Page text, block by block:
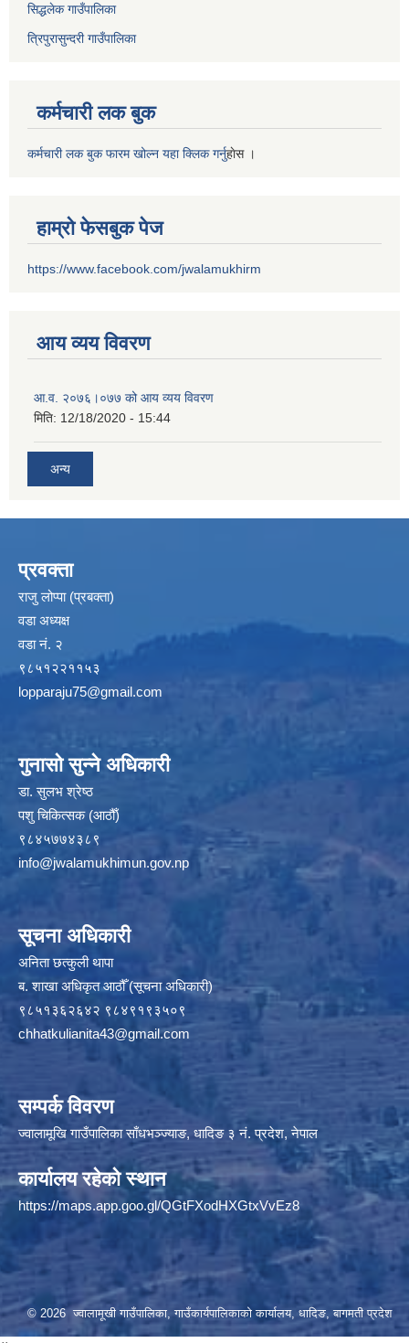
सिद्धलेक गाउँपालिका
त्रिपुरासुन्दरी गाउँपालिका
कर्मचारी लक बुक
कर्मचारी लक बुक फारम खोल्न यहा क्लिक गर्नुहाेस ।
हाम्रो फेसबुक पेज
https://www.facebook.com/jwalamukhirm
आय व्यय विवरण
आ.व. २०७६।०७७ को आय व्यय विवरण
मिति: 12/18/2020 - 15:44
अन्य
प्रवक्ता
राजु लोप्पा (प्रबक्ता)
वडा अध्यक्ष
वडा नं. २
९८५१२२११५३
lopparaju75@gmail.com
गुनासो सुन्ने अधिकारी
डा. सुलभ श्रेष्ठ
पशु चिकित्सक (आठौँ)
९८४५७७४३८९
info@jwalamukhimun.gov.np
सूचना अधिकारी
अनिता छत्कुली थापा
ब. शाखा अधिकृत आठौँ (सूचना अधिकारी)
९८५१३६२६४२ ९८४९१९३५०९
chhatkulianita43@gmail.com
सम्पर्क विवरण
ज्वालामूखि गाउँपालिका साँधभञ्ज्याङ, धादिङ ३ नं. प्रदेश, नेपाल
कार्यालय रहेको स्थान
https://maps.app.goo.gl/QGtFXodHXGtxVvEz8
© 2026 ज्वालामूखी गाउँपालिका, गाउँकार्यपालिकाको कार्यालय, धादिङ, बागमती प्रदेश